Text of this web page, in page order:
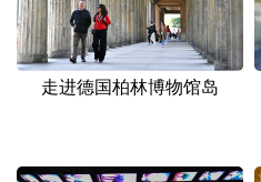
走进德国柏林博物馆岛